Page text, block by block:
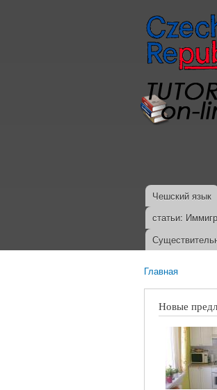
Главное меню
Чешский язык
статьи:
Главная
Новые